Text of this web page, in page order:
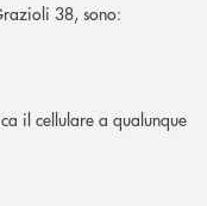
38, sono:
il cellulare a qualunque